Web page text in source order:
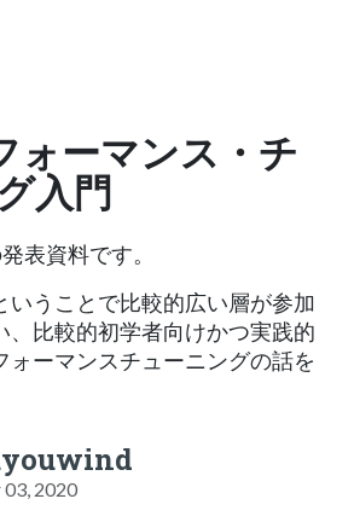
ォーマンス・チ
入門
表資料です。
いうことで比較的広い層が参加
、比較的初学者向けかつ実践的
ォーマンスチューニングの話を
2020